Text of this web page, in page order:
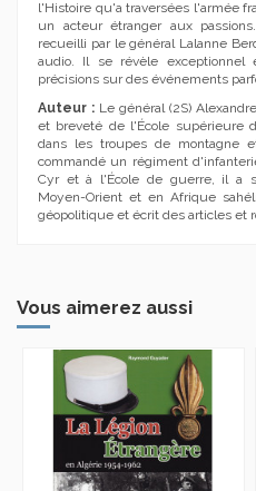
l'Histoire qu'a traversées l'armée
un acteur étranger aux
recueilli par le général Lalanne
audio. Il se révèle
précisions sur des événements
Auteur : Le général (2S)
et breveté de l'École supérieure
dans les troupes de montagne
commandé un régiment
Cyr et à l'École de guerre, il a
Moyen-Orient et en Afrique
géopolitique et écrit des articles et
Vous aimerez aussi